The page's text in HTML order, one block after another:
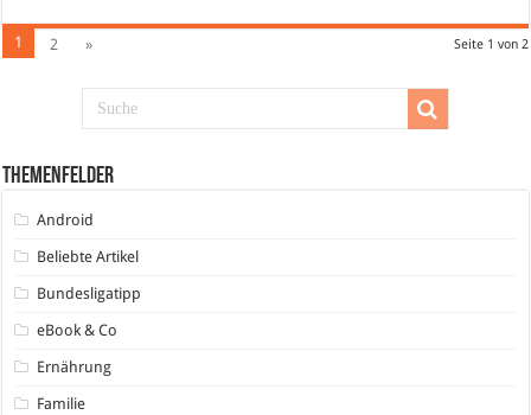
Seite 1 von 2
1 2 »
Themenfelder
Android
Beliebte Artikel
Bundesligatipp
eBook & Co
Ernährung
Familie